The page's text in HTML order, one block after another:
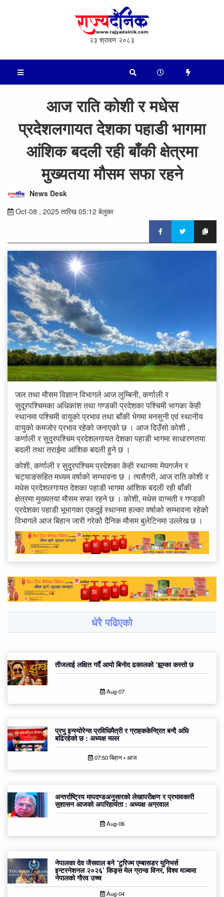
२३ श्रावण २०८३
आज राति कोशी र मधेस
प्रदेशलगायत देशका पहाडी भागमा
आंशिक बदली रही बाँकी क्षेत्रमा
मुख्यतया मौसम सफा रहने
News Desk
Oct-08 , 2025 तारिख 05:12 बेलुका
जल तथा मौसम विज्ञान विभागले आज लुम्बिनी, कर्णाली र
सुदूरपश्चिमका अधिकांश तथा गण्डकी प्रदेशका पश्चिमी भागका केही
स्थानमा पश्चिमी वायुको प्रभाव तथा बाँकी भेगमा मनसुनी एवं स्थानीय
वायुको कमजोर प्रभाव रहेको जनाएको छ । आज दिउँसो कोशी ,
कर्णाली र सुदुरपश्चिम प्रदेशलगायत देशका पहाडी भागमा साधारणतया
बदली तथा तराईमा आंशिक बदली हुने छ ।
कोशी, कर्णाली र सुदुरपश्चिम प्रदेशका केही स्थानमा मेघगर्जन र
चट्याङसहित मध्यम वर्षाको सम्भावना छ । त्यसैगरी, आज राति कोशी र
मधेस प्रदेशलगायत देशका पहाडी भागमा आंशिक बदली रही बाँकी
क्षेत्रमा मुख्यतया मौसम सफा रहने छ । कोशी, मधेस वाग्मती र गण्डकी
प्रदेशका पहाडी भूभागका एकदुई स्थानमा हल्का वर्षाको सम्भावना रहेको
विभागले आज बिहान जारी गरेको दैनिक मौसम बुलेटिनमा उल्लेख छ ।
धेरै पढिएको
तीजलाई लक्षित गर्दै आयो बिनोद ढकालको ‘झुम्का कस्तो छ
Aug-07
प्रभु इन्स्योरेन्स प्रविधिमैत्री र ग्राहककेन्द्रित बन्दै अघि
बढिरहेको छ : अध्यक्ष मल्ल
07:50 बिहान • आज
अन्तर्राष्ट्रिय मापदण्डअनुसारको लेखापरीक्षण र प्रभावकारी
सुशासन आजको अपरिहार्यता : अध्यक्ष अग्रवाल
Aug-06
नेपालका देव जैसवाल बने ‘टुरिज्म एम्बासडर युनिभर्स
इन्टरनेशनल २०२६’ किड्स मेल ग्रान्ड विनर, विश्व मञ्चमा
नेपालको गौरव उच्च
Aug-04